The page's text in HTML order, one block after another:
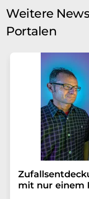
Weitere
Portalen
mit nur einem